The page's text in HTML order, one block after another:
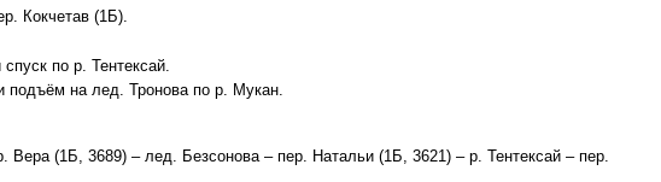
Кокчетав (1Б).
по р. Тентексай.
подъём на лед. Тронова по р. Мукан.
(1Б, 3689) – лед. Безсонова – пер. Натальи (1Б, 3621) – р. Тентексай – пер.